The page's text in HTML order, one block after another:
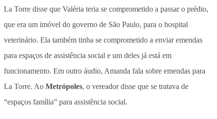
La Torre disse que Valéria teria se comprometido a passar o prédio,
que era um imóvel do governo de São Paulo, para o hospital
veterinário. Ela também tinha se comprometido a enviar emendas
para espaços de assistência social e um deles já está em
funcionamento. Em outro áudio, Amanda fala sobre emendas para
La Torre. Ao Metrópoles, o vereador disse que se tratava de
“espaços família” para assistência social.